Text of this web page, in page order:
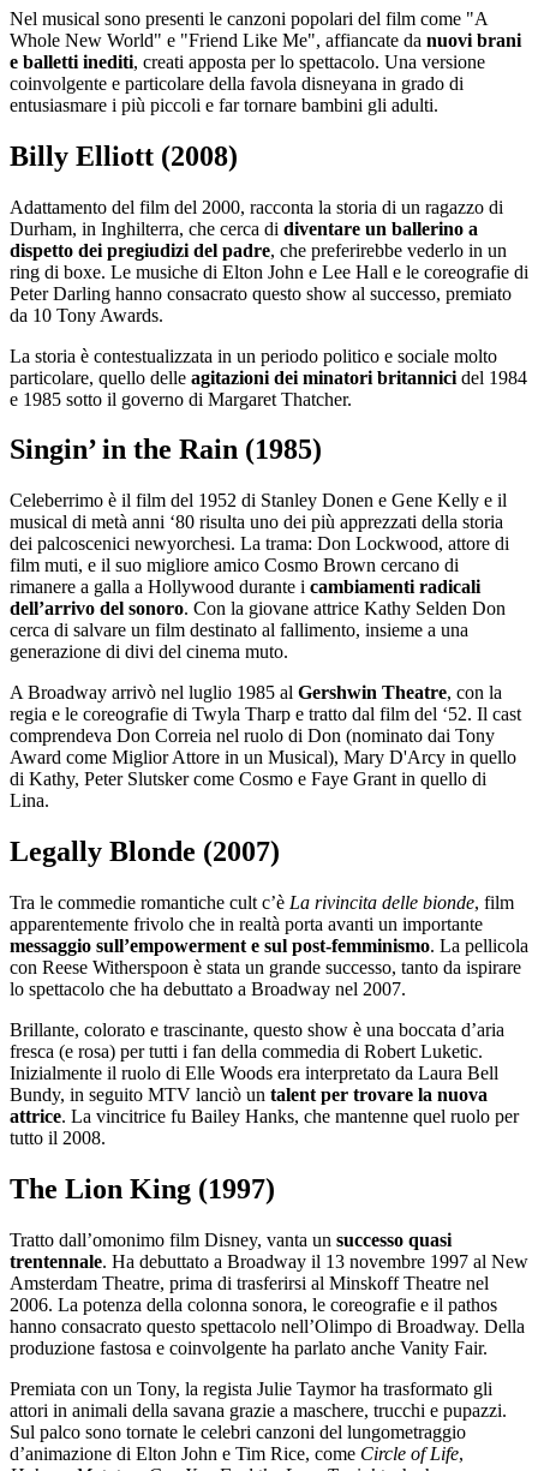
Nel musical sono presenti le canzoni popolari del film come "A
Whole New World" e "Friend Like Me", affiancate da nuovi brani
e balletti inediti, creati apposta per lo spettacolo. Una versione
coinvolgente e particolare della favola disneyana in grado di
entusiasmare i più piccoli e far tornare bambini gli adulti.
Billy Elliott (2008)
Adattamento del film del 2000, racconta la storia di un ragazzo di
Durham, in Inghilterra, che cerca di diventare un ballerino a
dispetto dei pregiudizi del padre, che preferirebbe vederlo in un
ring di boxe. Le musiche di Elton John e Lee Hall e le coreografie di
Peter Darling hanno consacrato questo show al successo, premiato
da 10 Tony Awards.
La storia è contestualizzata in un periodo politico e sociale molto
particolare, quello delle agitazioni dei minatori britannici del 1984
e 1985 sotto il governo di Margaret Thatcher.
Singin’ in the Rain (1985)
Celeberrimo è il film del 1952 di Stanley Donen e Gene Kelly e il
musical di metà anni ‘80 risulta uno dei più apprezzati della storia
dei palcoscenici newyorchesi. La trama: Don Lockwood, attore di
film muti, e il suo migliore amico Cosmo Brown cercano di
rimanere a galla a Hollywood durante i cambiamenti radicali
dell’arrivo del sonoro. Con la giovane attrice Kathy Selden Don
cerca di salvare un film destinato al fallimento, insieme a una
generazione di divi del cinema muto.
A Broadway arrivò nel luglio 1985 al Gershwin Theatre, con la
regia e le coreografie di Twyla Tharp e tratto dal film del ‘52. Il cast
comprendeva Don Correia nel ruolo di Don (nominato dai Tony
Award come Miglior Attore in un Musical), Mary D'Arcy in quello
di Kathy, Peter Slutsker come Cosmo e Faye Grant in quello di
Lina.
Legally Blonde (2007)
Tra le commedie romantiche cult c’è La rivincita delle bionde, film
apparentemente frivolo che in realtà porta avanti un importante
messaggio sull’empowerment e sul post-femminismo. La pellicola
con Reese Witherspoon è stata un grande successo, tanto da ispirare
lo spettacolo che ha debuttato a Broadway nel 2007.
Brillante, colorato e trascinante, questo show è una boccata d’aria
fresca (e rosa) per tutti i fan della commedia di Robert Luketic.
Inizialmente il ruolo di Elle Woods era interpretato da Laura Bell
Bundy, in seguito MTV lanciò un talent per trovare la nuova
attrice. La vincitrice fu Bailey Hanks, che mantenne quel ruolo per
tutto il 2008.
The Lion King (1997)
Tratto dall’omonimo film Disney, vanta un successo quasi
trentennale. Ha debuttato a Broadway il 13 novembre 1997 al New
Amsterdam Theatre, prima di trasferirsi al Minskoff Theatre nel
2006. La potenza della colonna sonora, le coreografie e il pathos
hanno consacrato questo spettacolo nell’Olimpo di Broadway. Della
produzione fastosa e coinvolgente ha parlato anche Vanity Fair.
Premiata con un Tony, la regista Julie Taymor ha trasformato gli
attori in animali della savana grazie a maschere, trucchi e pupazzi.
Sul palco sono tornate le celebri canzoni del lungometraggio
d’animazione di Elton John e Tim Rice, come Circle of Life,